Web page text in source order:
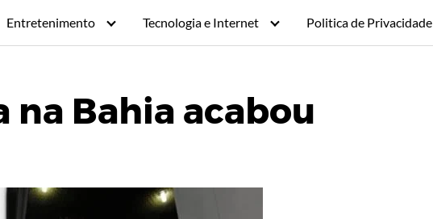
Entretenimento Tecnologia e Internet Politica de Privacidade
na Bahia acabou